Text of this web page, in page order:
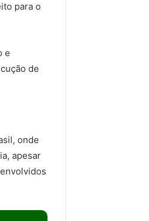
para o
e
de
onde
apesar